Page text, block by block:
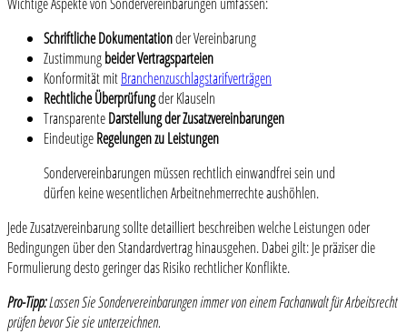
Wichtige Aspekte von Sondervereinbarungen umfassen:
Schriftliche Dokumentationder Vereinbarung
Zustimmungbeider Vertragsparteien
Konformität mitBranchenzuschlagstarifverträgen
Rechtliche Überprüfungder Klauseln
TransparenteDarstellung der Zusatzvereinbarungen
EindeutigeRegelungen zu Leistungen
Sondervereinbarungen müssen rechtlich einwandfrei sein und
dürfen keine wesentlichen Arbeitnehmerrechte aushöhlen.
Jede Zusatzvereinbarung sollte detailliert beschreiben welche Leistungen oder
Bedingungen über den Standardvertrag hinausgehen. Dabei gilt: Je präziser die
Formulierung desto geringer das Risiko rechtlicher Konflikte.
Pro-Tipp:Lassen Sie Sondervereinbarungen immer von einem Fachanwalt für Arbeitsrecht
prüfen bevor Sie sie unterzeichnen.